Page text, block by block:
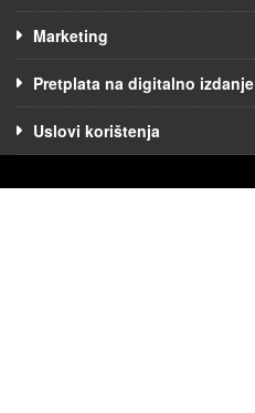
Marketing
Pretplata na digitalno izdanje
Uslovi korištenja